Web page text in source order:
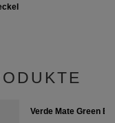
Verde Mate Green